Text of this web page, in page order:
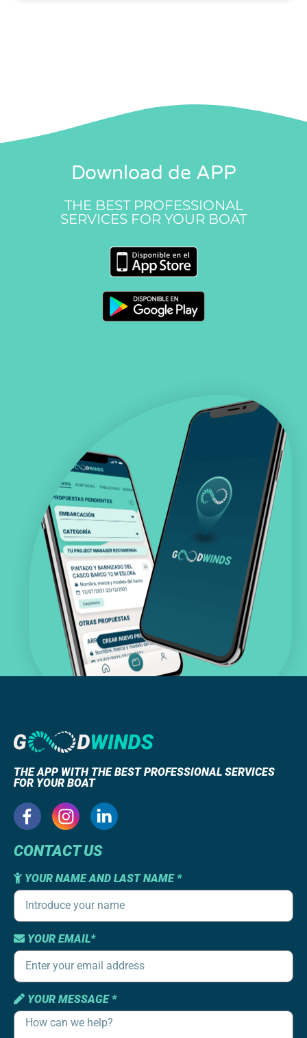
Download de APP
THE BEST PROFESSIONAL
SERVICES FOR YOUR BOAT
THE APP WITH THE BEST PROFESSIONAL SERVICES
FOR YOUR BOAT
CONTACT US
YOUR NAME AND LAST NAME *
YOUR EMAIL*
YOUR MESSAGE *